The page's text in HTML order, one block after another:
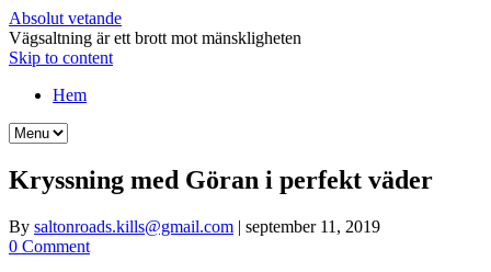
Absolut vetande
Vägsaltning är ett brott mot mänskligheten
Skip to content
Hem
Kryssning med Göran i perfekt väder
By saltonroads.kills@gmail.com | september 11, 2019
0 Comment